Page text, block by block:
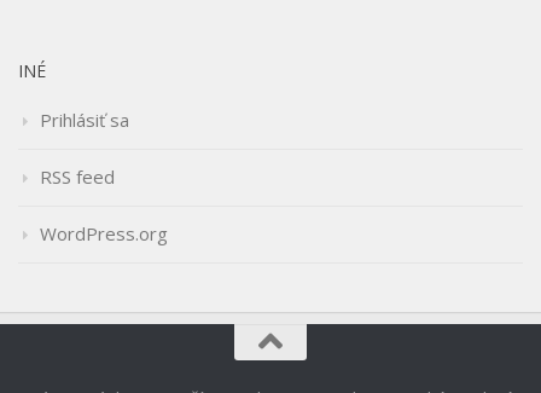
INÉ
Prihlásiť sa
RSS feed
WordPress.org